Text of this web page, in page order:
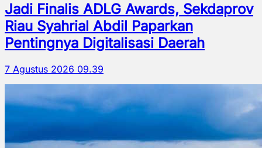
Jadi Finalis ADLG Awards, Sekdaprov
Riau Syahrial Abdil Paparkan
Pentingnya Digitalisasi Daerah
7 Agustus 2026 09.39